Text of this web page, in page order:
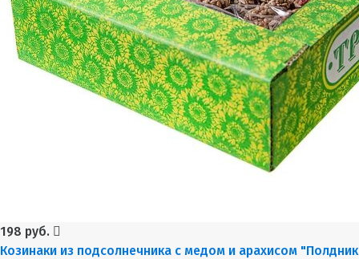
198 руб.
Козинаки из подсолнечника с медом и арахисом "Полдник